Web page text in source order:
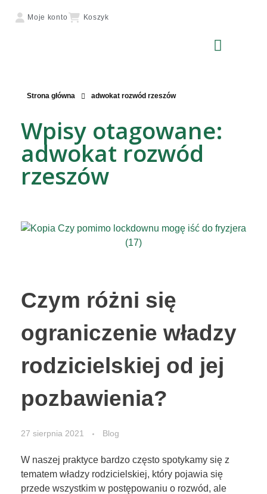
Moje konto Koszyk
Strona główna adwokat rozwód rzeszów
Wpisy otagowane:
adwokat rozwód
rzeszów
Czym różni się
ograniczenie władzy
rodzicielskiej od jej
pozbawienia?
27 sierpnia 2021 Blog
W naszej praktyce bardzo często spotykamy się z
tematem władzy rodzicielskiej, który pojawia się
przede wszystkim w postępowaniu o rozwód, ale